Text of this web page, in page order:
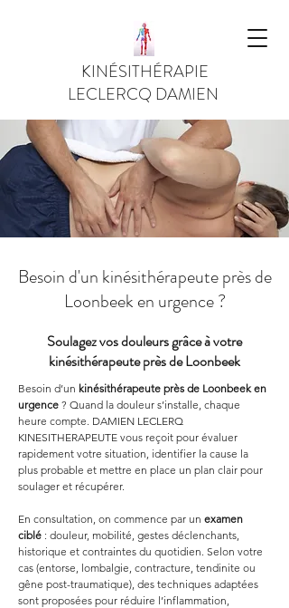
KINÉSITHÉRAPIE
LECLERCQ DAMIEN
Besoin d'un kinésithérapeute près de
Loonbeek en urgence ?
Soulagez vos douleurs grâce à votre
kinésithérapeute près de Loonbeek
Besoin d’un kinésithérapeute près de Loonbeek en
urgence ? Quand la douleur s’installe, chaque
heure compte. DAMIEN LECLERQ
KINESITHERAPEUTE vous reçoit pour évaluer
rapidement votre situation, identifier la cause la
plus probable et mettre en place un plan clair pour
soulager et récupérer.
En consultation, on commence par un examen
ciblé : douleur, mobilité, gestes déclenchants,
historique et contraintes du quotidien. Selon votre
cas (entorse, lombalgie, contracture, tendinite ou
gêne post-traumatique), des techniques adaptées
sont proposées pour réduire l’inflammation,